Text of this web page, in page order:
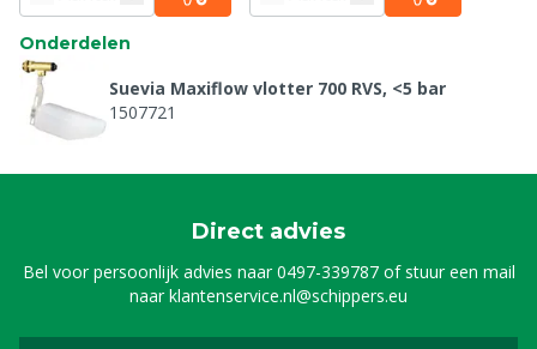
Onderdelen
Suevia Maxiflow vlotter 700 RVS, <5 bar
1507721
Direct advies
Bel voor persoonlijk advies naar0497-339787of stuur een mail
naarklantenservice.nl@schippers.eu